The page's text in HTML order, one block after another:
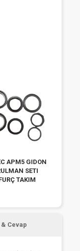
APM5 GIDON
SETI
TAKIM
Cevap